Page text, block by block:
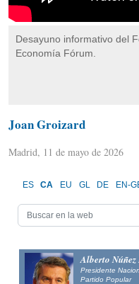
Desayuno informativo del
Economía Fórum.
Joan Groizard
Madrid, 11 de mayo de 2026
ES CA EU GL DE EN-
Alberto Núñez
Presidente
Partido Popular